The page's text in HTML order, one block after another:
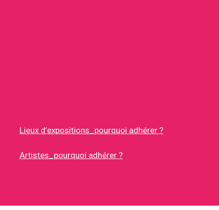
Lieux d’expositions_pourquoi adhérer ?
Artistes_pourquoi adhérer ?